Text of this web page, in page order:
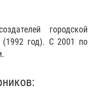
городской
(1992 год). С 2001 по